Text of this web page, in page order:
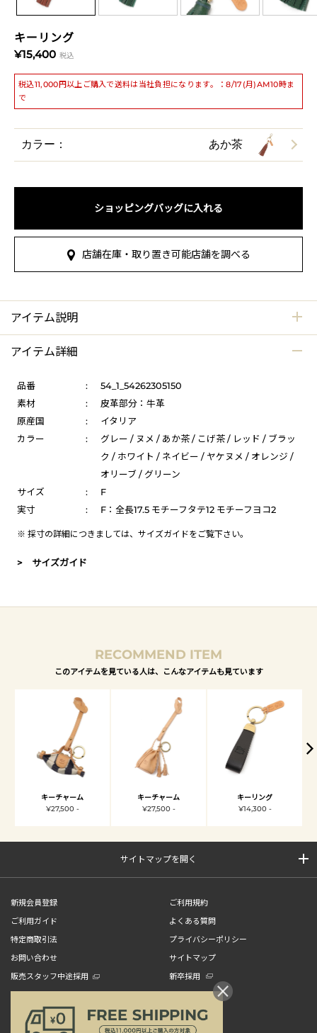
キーリング
¥15,400 税込
税込11,000円以上ご購入で送料は当社負担になります。：8/17(月)AM10時ま
で
カラー： あか茶
ショッピングバッグに入れる
店舗在庫・取り置き可能店舗を調べる
アイテム説明
アイテム詳細
品番 :
54_1_54262305150
素材
:
皮革部分：牛革
原産国
:
イタリア
カラー
:
グレー / ヌメ / あか茶 / こげ茶 / レッド / ブラッ
ク / ホワイト / ネイビー / ヤケヌメ / オレンジ /
オリーブ / グリーン
サイズ
:
F
実寸
: F：全長17.5 モチーフタテ12 モチーフヨコ2
※ 採寸の詳細につきましては、 サイズガイドをご覧下さい。
> サイズガイド
RECOMMEND ITEM
このアイテムを見ている人は、こんなアイテムも見ています
キーチャーム
¥27,500 -
キーチャーム
¥27,500 -
キーリング
¥14,300 -
サイトマップを開く
新規会員登録
ご利用規約
ご利用ガイド
よくある質問
特定商取引法
プライバシーポリシー
お問い合わせ
サイトマップ
販売スタッフ中途採用
新卒採用